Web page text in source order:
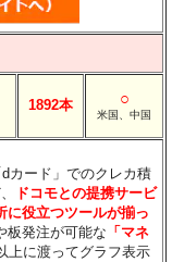
1892本 ○
米国、中国
カード」でのクレカ積
ドコモとの提携サービ
に役立つツールが揃っ
板発注が可能な 「マネ
上に渡ってグラフ表示